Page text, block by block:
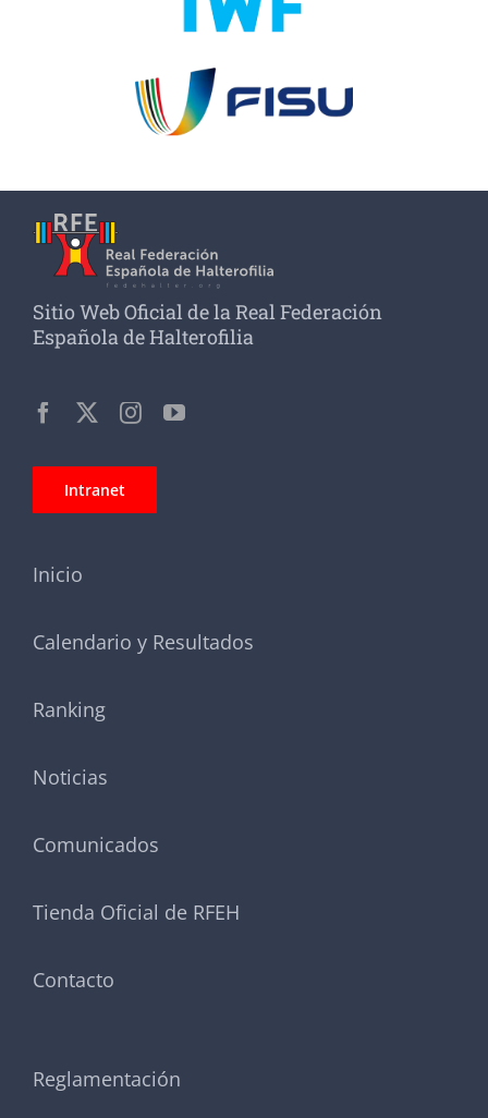
Sitio Web Oficial de la Real Federación
Española de Halterofilia
Intranet
Inicio
Calendario y Resultados
Ranking
Noticias
Comunicados
Tienda Oficial de RFEH
Contacto
Reglamentación